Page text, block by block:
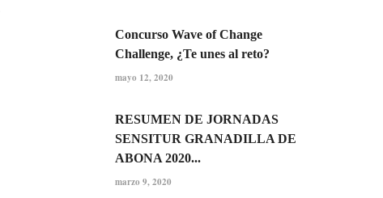
Concurso Wave of Change
Challenge, ¿Te unes al reto?
mayo 12, 2020
RESUMEN DE JORNADAS
SENSITUR GRANADILLA DE
ABONA 2020...
marzo 9, 2020